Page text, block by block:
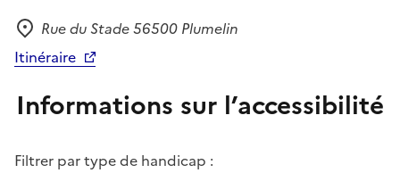
Adresse
Rue du Stade 56500 Plumelin
Itinéraire
Informations sur l’accessibilité
Filtrer par type de handicap :